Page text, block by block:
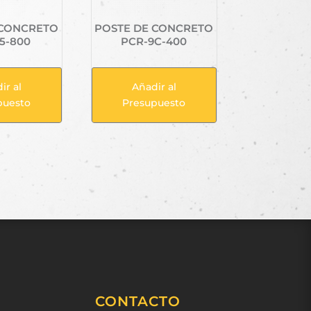
800
al
POSTE DE CONCRETO
PCR-9C-400
Añadir al
Presupuesto
CONTACTO